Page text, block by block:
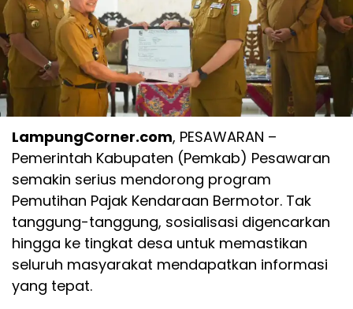
LampungCorner.com, PESAWARAN –
Pemerintah Kabupaten (Pemkab) Pesawaran
semakin serius mendorong program
Pemutihan Pajak Kendaraan Bermotor. Tak
tanggung-tanggung, sosialisasi digencarkan
hingga ke tingkat desa untuk memastikan
seluruh masyarakat mendapatkan informasi
yang tepat.